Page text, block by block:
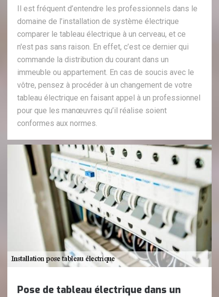
Il est fréquent d’entendre les professionnels dans le
domaine de l’installation de système électrique
comparer le tableau électrique à un cerveau, et ce
n'est pas sans raison. En effet, c’est ce dernier qui
commande la distribution du courant dans un
immeuble ou appartement. En cas de soucis avec le
vôtre, pensez à procéder à un changement de votre
tableau électrique en faisant appel à un professionnel
pour que les manœuvres qu’il réalise soient
conformes aux normes.
Pose de tableau électrique dans un